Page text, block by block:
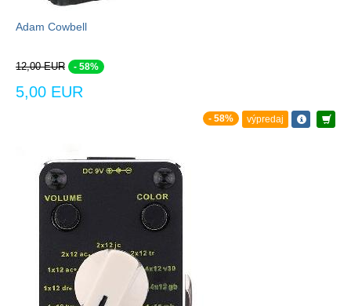
Adam Cowbell
12,00 EUR - 58%
5,00 EUR
- 58% výpredaj